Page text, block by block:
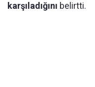
karşıladığını belirtti.